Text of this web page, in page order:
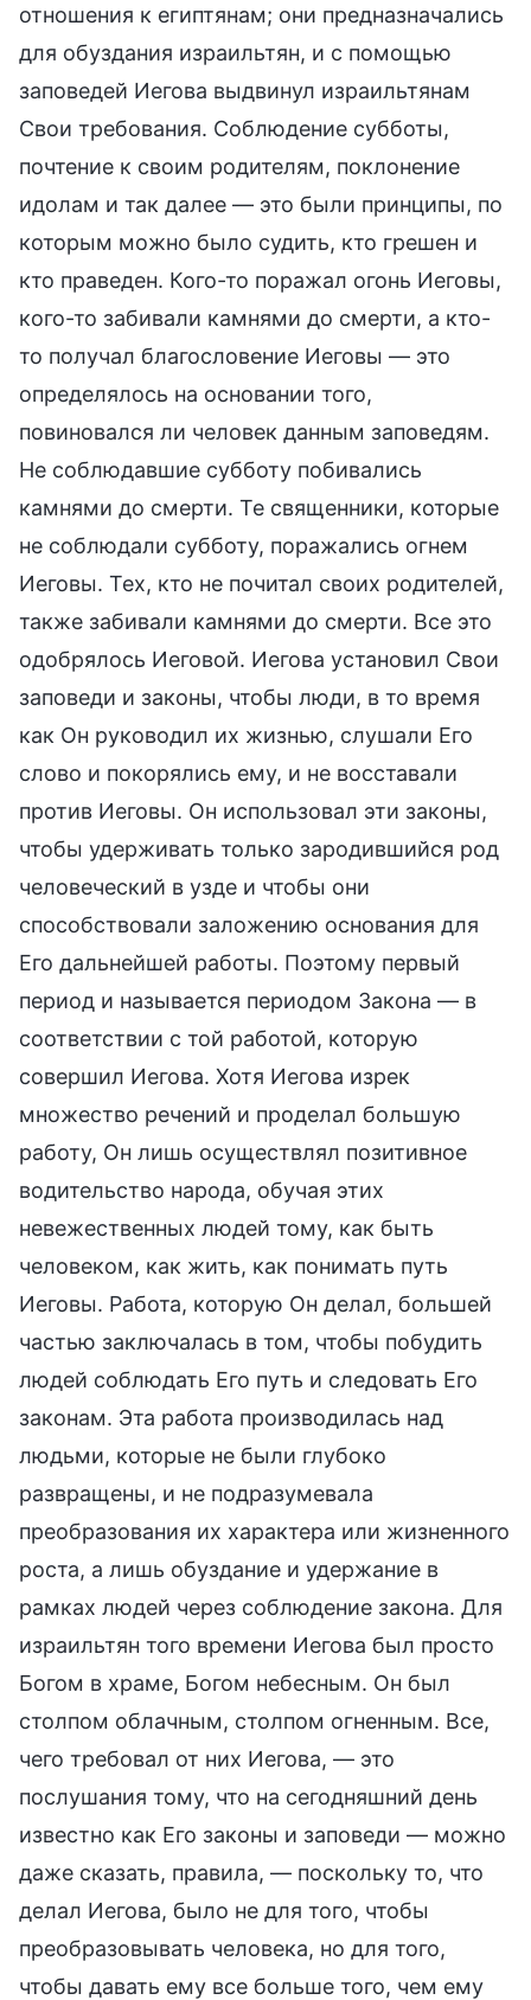
отношения к египтянам; они предназначались
для обуздания израильтян, и с помощью
заповедей Иегова выдвинул израильтянам
Свои требования. Соблюдение субботы,
почтение к своим родителям, поклонение
идолам и так далее — это были принципы, по
которым можно было судить, кто грешен и
кто праведен. Кого-то поражал огонь Иеговы,
кого-то забивали камнями до смерти, а кто-
то получал благословение Иеговы — это
определялось на основании того,
повиновался ли человек данным заповедям.
Не соблюдавшие субботу побивались
камнями до смерти. Те священники, которые
не соблюдали субботу, поражались огнем
Иеговы. Тех, кто не почитал своих родителей,
также забивали камнями до смерти. Все это
одобрялось Иеговой. Иегова установил Свои
заповеди и законы, чтобы люди, в то время
как Он руководил их жизнью, слушали Его
слово и покорялись ему, и не восставали
против Иеговы. Он использовал эти законы,
чтобы удерживать только зародившийся род
человеческий в узде и чтобы они
способствовали заложению основания для
Его дальнейшей работы. Поэтому первый
период и называется периодом Закона — в
соответствии с той работой, которую
совершил Иегова. Хотя Иегова изрек
множество речений и проделал большую
работу, Он лишь осуществлял позитивное
водительство народа, обучая этих
невежественных людей тому, как быть
человеком, как жить, как понимать путь
Иеговы. Работа, которую Он делал, большей
частью заключалась в том, чтобы побудить
людей соблюдать Его путь и следовать Его
законам. Эта работа производилась над
людьми, которые не были глубоко
развращены, и не подразумевала
преобразования их характера или жизненного
роста, а лишь обуздание и удержание в
рамках людей через соблюдение закона. Для
израильтян того времени Иегова был просто
Богом в храме, Богом небесным. Он был
столпом облачным, столпом огненным. Все,
чего требовал от них Иегова, — это
послушания тому, что на сегодняшний день
известно как Его законы и заповеди — можно
даже сказать, правила, — поскольку то, что
делал Иегова, было не для того, чтобы
преобразовывать человека, но для того,
чтобы давать ему все больше того, чем ему